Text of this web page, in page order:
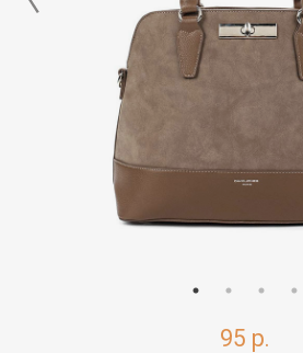
95 р.